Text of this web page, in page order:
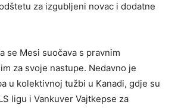
za izgubljeni novac i dodatne
se Mesi suočava s pravnim
za svoje nastupe. Nedavno je
u kolektivnoj tužbi u Kanadi, gdje su
ligu i Vankuver Vajtkepse za